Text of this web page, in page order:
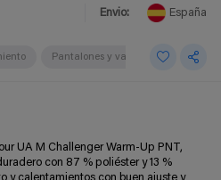
Envio: España
Pantalones y vaqueros hombre
UA M Challenger Warm-Up PNT,
con 87 % poliéster y 13 %
y calentamientos con buen ajuste y